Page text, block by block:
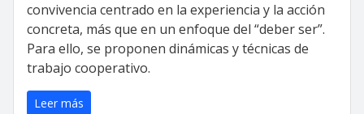
convivencia centrado en la experiencia y la acción
concreta, más que en un enfoque del “deber ser”.
Para ello, se proponen dinámicas y técnicas de
trabajo cooperativo.
Leer más